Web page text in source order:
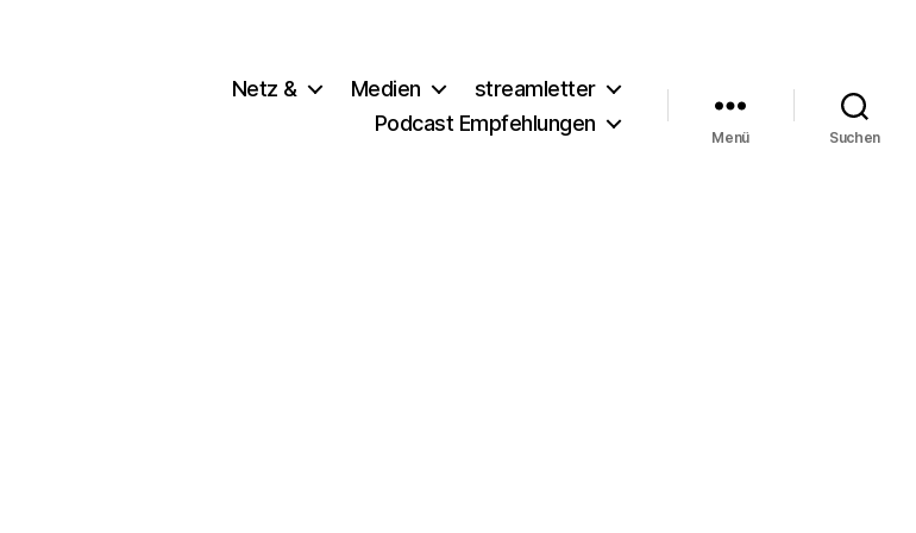
Netz & Medien
streamletter
Podcast Empfehlungen
Menü Suchen